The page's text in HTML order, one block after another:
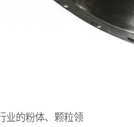
业的粉体、颗粒领